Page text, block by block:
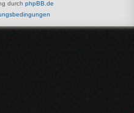
durch phpBB.de